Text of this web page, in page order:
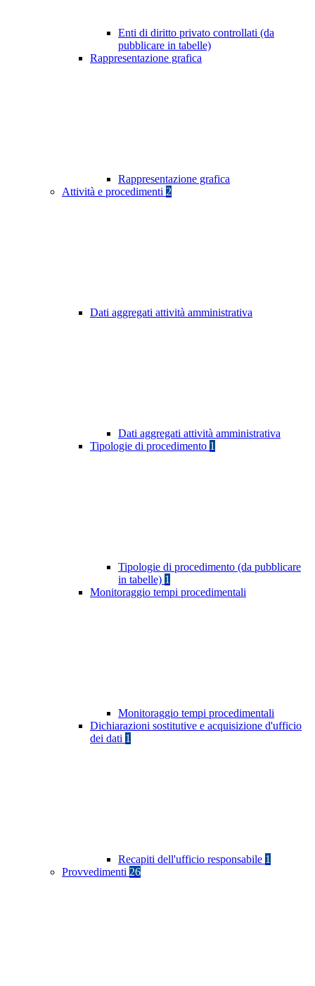
Enti di diritto privato controllati (da
pubblicare in tabelle)
Rappresentazione grafica
Rappresentazione grafica
Attività e procedimenti 2
Dati aggregati attività amministrativa
Dati aggregati attività amministrativa
Tipologie di procedimento 1
Tipologie di procedimento (da pubblicare
in tabelle) 1
Monitoraggio tempi procedimentali
Monitoraggio tempi procedimentali
Dichiarazioni sostitutive e acquisizione d'ufficio
dei dati 1
Recapiti dell'ufficio responsabile 1
Provvedimenti 26